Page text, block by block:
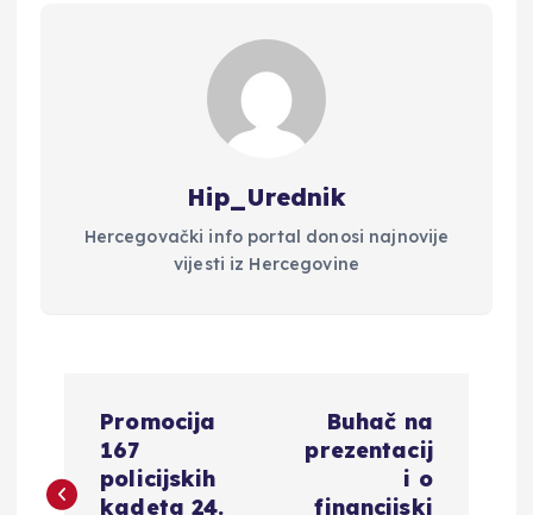
Hip_Urednik
Hercegovački info portal donosi najnovije
vijesti iz Hercegovine
Promocija
167
policijskih
kadeta 24.
Buhač na
prezentacij
i o
financijski